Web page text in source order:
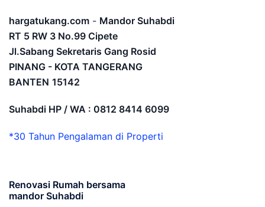
hargatukang.com - Mandor Suhabdi
RT 5 RW 3 No.99 Cipete
Jl.Sabang Sekretaris Gang Rosid
PINANG - KOTA TANGERANG
BANTEN 15142
Suhabdi HP / WA : 0812 8414 6099
*30 Tahun Pengalaman di Properti
Renovasi Rumah bersama
mandor Suhabdi